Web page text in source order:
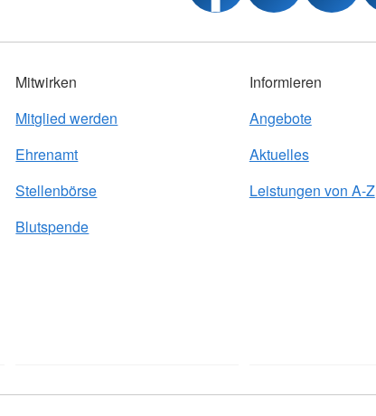
Mitwirken
Mitglied werden
Ehrenamt
Stellenbörse
Blutspende
Informieren
Angebote
Aktuelles
Leistungen von A-Z